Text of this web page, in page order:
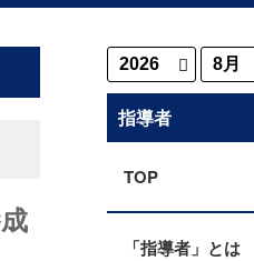
指導者
TOP
「指導者」とは